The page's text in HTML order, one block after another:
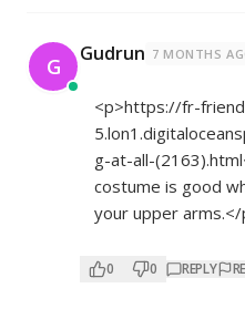
G Gudrun 7 MONTHS
<p>https://fr-
g-at-all-
costume is good
your upper arms.</
0 0 REPLY